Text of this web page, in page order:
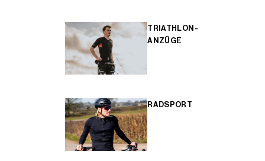
TRIATHLON-
ANZÜGE
RADSPORT